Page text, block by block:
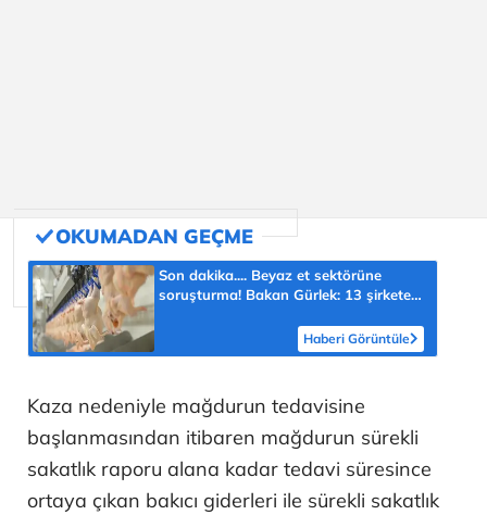
Son dakika.... Beyaz et sektörüne
soruşturma! Bakan Gürlek: 13 şirkete
Haberi Görüntüle
Kaza nedeniyle mağdurun tedavisine
başlanmasından itibaren mağdurun sürekli
sakatlık raporu alana kadar tedavi süresince
ortaya çıkan bakıcı giderleri ile sürekli sakatlık